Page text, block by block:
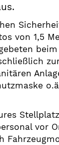
von 1,5
beim
vor